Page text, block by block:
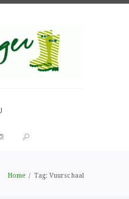
Home Tag: Vuurschaal